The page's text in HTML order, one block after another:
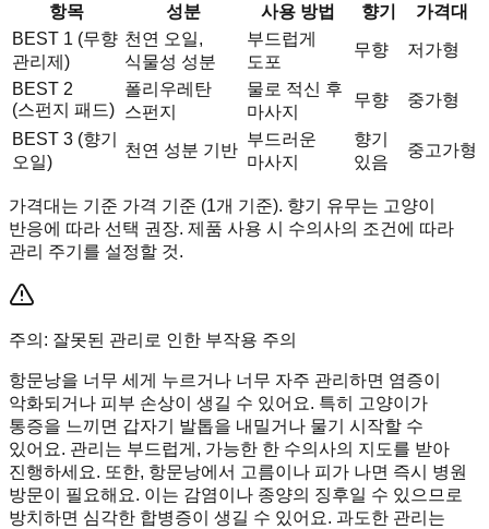
항목 성분 사용 방법 향기
가격대
BEST 1 (무향
관리제)
천연 오일,
식물성 성분
부드럽게
도포
무향 저가형
BEST 2
(스펀지 패드)
폴리우레탄
스펀지
물로 적신 후
마사지
무향 중가형
BEST 3 (향기
오일)
천연 성분 기반
부드러운
마사지
향기
있음
중고가형
가격대는 기준 가격 기준 (1개 기준). 향기 유무는 고양이
반응에 따라 선택 권장. 제품 사용 시 수의사의 조건에 따라
관리 주기를 설정할 것.
주의: 잘못된 관리로 인한 부작용 주의
항문낭을 너무 세게 누르거나 너무 자주 관리하면 염증이
악화되거나 피부 손상이 생길 수 있어요. 특히 고양이가
통증을 느끼면 갑자기 발톱을 내밀거나 물기 시작할 수
있어요. 관리는 부드럽게, 가능한 한 수의사의 지도를 받아
진행하세요. 또한, 항문낭에서 고름이나 피가 나면 즉시 병원
방문이 필요해요. 이는 감염이나 종양의 징후일 수 있으므로
방치하면 심각한 합병증이 생길 수 있어요. 과도한 관리는